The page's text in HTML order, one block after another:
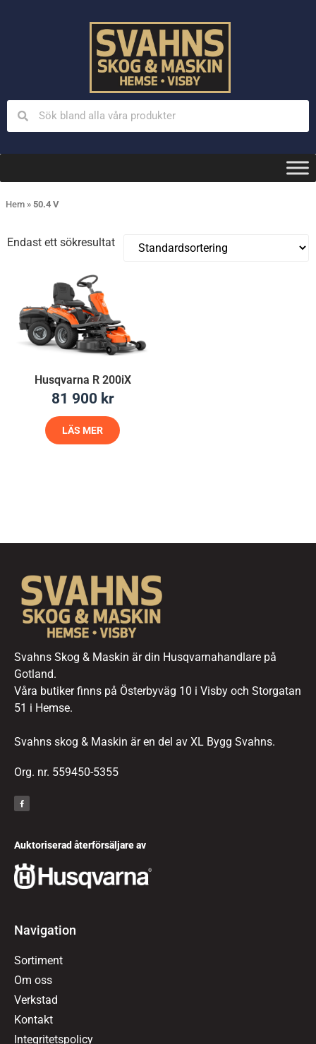
Hem » 50.4 V
Endast ett sökresultat
Husqvarna R 200iX
81 900 kr
LÄS MER
Svahns Skog & Maskin är din Husqvarnahandlare på
Gotland.
Våra butiker finns på Österbyväg 10 i Visby och Storgatan
51 i Hemse.
Svahns skog & Maskin är en del av XL Bygg Svahns.
Org. nr. 559450-5355
Auktoriserad återförsäljare av
Navigation
Sortiment
Om oss
Verkstad
Kontakt
Integritetspolicy